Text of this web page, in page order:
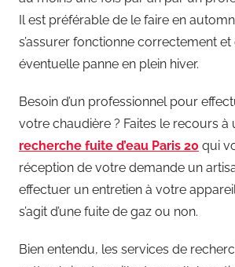
Il est préférable de le faire en
s’assurer fonctionne correctement et
éventuelle panne en plein hiver.
Besoin d’un professionnel pour
votre chaudière ? Faites le recours à
recherche fuite d’eau Paris 20 qui
réception de votre demande un
effectuer un entretien à votre
s’agit d’une fuite de gaz ou non.
Bien entendu, les services de